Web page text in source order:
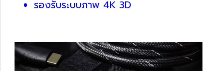
รองรับระบบภาพ 4K 3D